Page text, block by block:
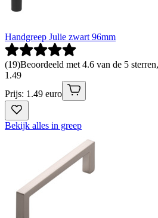
Handgreep Julie zwart 96mm
(19)Beoordeeld met 4.6 van de 5
1 .49
Prijs: 1.49 euro
Bekijk alles in greep